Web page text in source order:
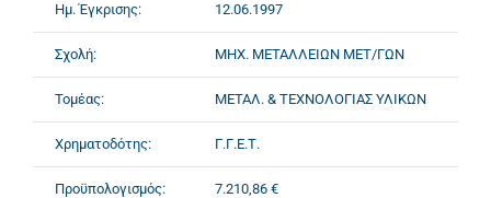
Ημ. Έγκρισης: 12.06.1997
Σχολή: ΜΗΧ. ΜΕΤΑΛΛΕΙΩΝ ΜΕΤ/ΓΩΝ
Τομέας: ΜΕΤΑΛ. & ΤΕΧΝΟΛΟΓΙΑΣ ΥΛΙΚΩΝ
Χρηματοδότης: Γ.Γ.Ε.Τ.
Προϋπολογισμός: 7.210,86 €